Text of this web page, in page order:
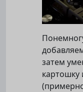
затем
картошку